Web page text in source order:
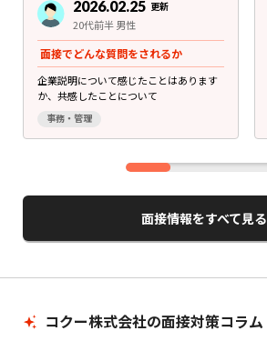
2026.02.25 更新
20代前半 男性
面接でどんな質問をされるか
企業説明について感じたことはあります
か、共感したことについて
事務・管理
面接情報をすべて見る
コクー株式会社の面接対策コラム